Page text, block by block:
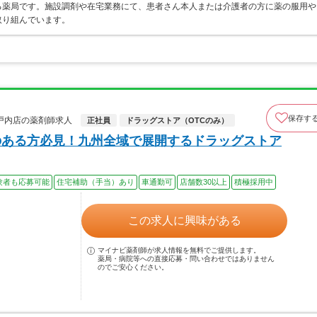
局です。施設調剤や在宅業務にて、患者さん本人または介護者の方に薬の服用や
組んでいます。
店の薬剤師求人 正社員 ドラッグストア（OTCのみ） 保存す
る方必見！九州全域で展開するドラッグストア
者も応募可能 住宅補助（手当）あり 車通勤可 店舗数30以上 積極採用中
この求人に興味がある
マイナビ薬剤師が求人情報を無料でご提供します。
薬局・病院等への直接応募・問い合わせではありません
のでご安心ください。